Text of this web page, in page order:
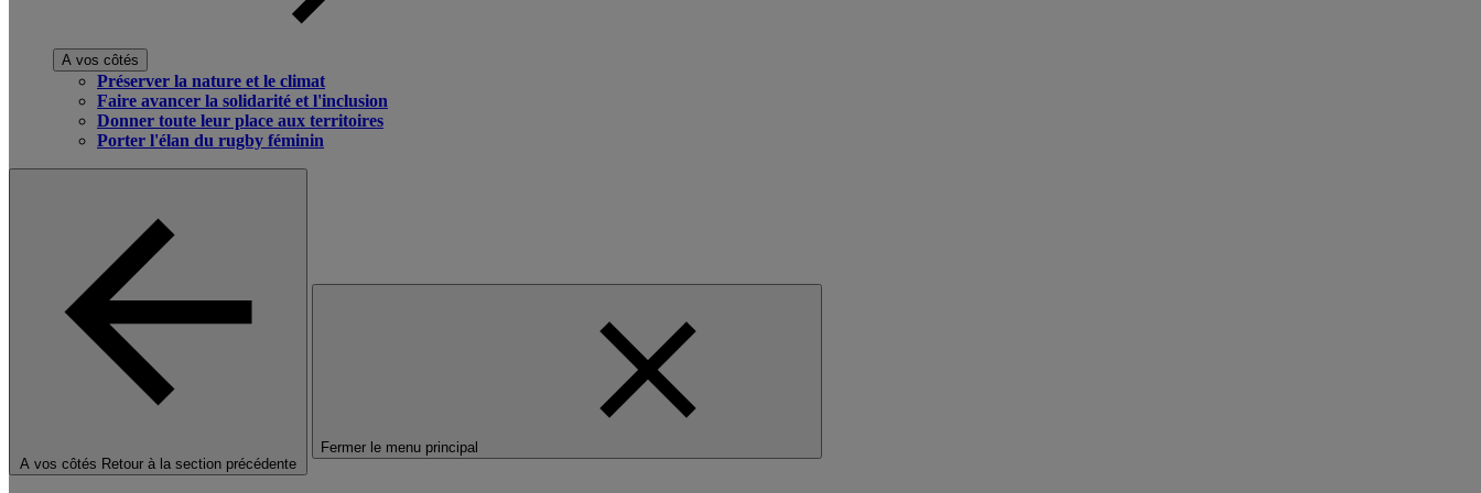
A vos côtés
Préserver la nature et le climat
Faire avancer la solidarité et l'inclusion
Donner toute leur place aux territoires
Porter l'élan du rugby féminin
A vos côtés Retour à la section précédente
Fermer le menu principal